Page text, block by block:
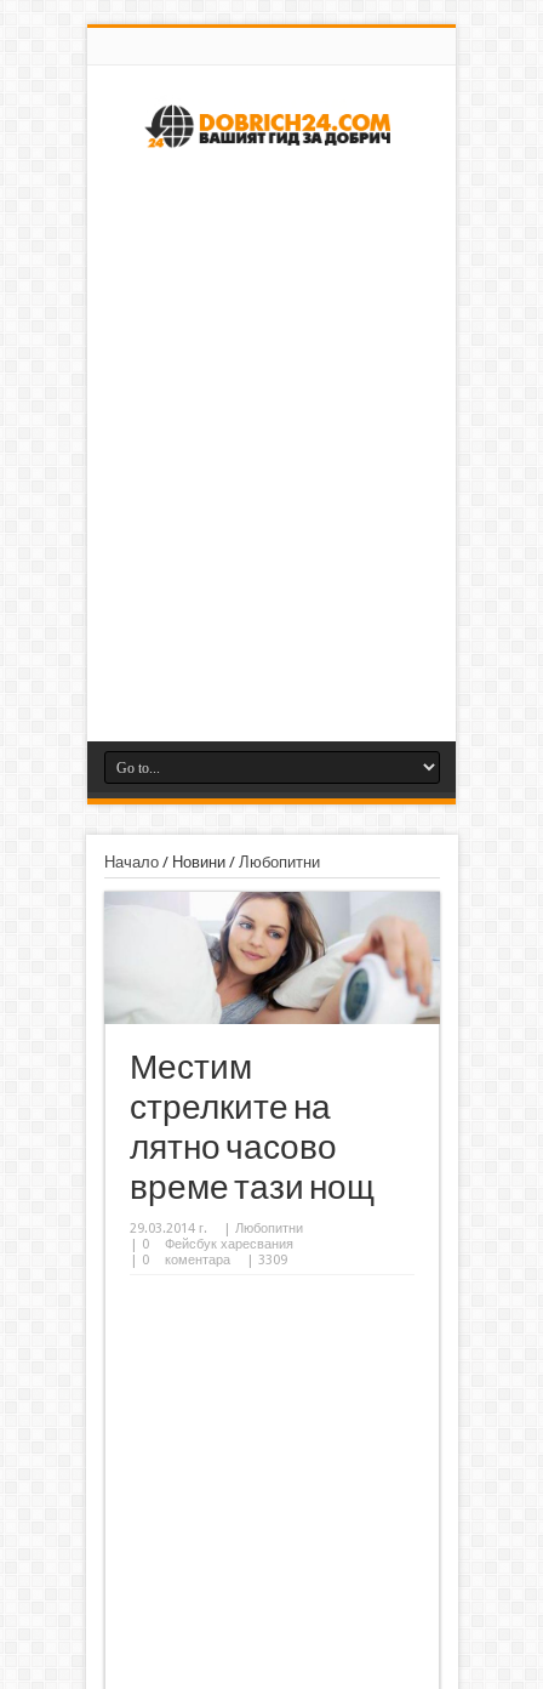
Начало/ Новини/ Любопитни
Местим
стрелките на
лятно часово
време тази нощ
29.03.2014 г. | Любопитни
| 0
Фейсбук харесвания
| 0 коментара | 3309